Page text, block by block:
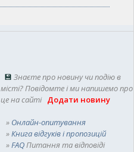
💾 Знаєте про новину чи подію в
місті? Повідомте і ми напишемо про
це на сайті Додати новину
» Онлайн-опитування
»Книга відгуків і пропозицій
»FAQПитання та відповіді